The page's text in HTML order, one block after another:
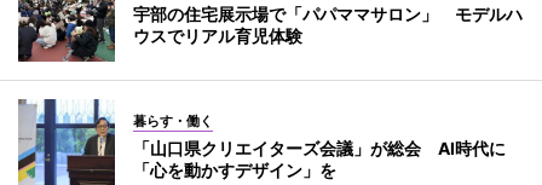
宇部の住宅展示場で「パパママサロン」 モデルハ
ウスでリアル育児体験
暮らす・働く
「山口県クリエイターズ会議」が総会 AI時代に
「心を動かすデザイン」を